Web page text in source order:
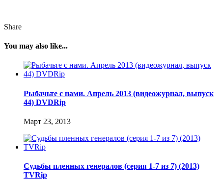
Share
You may also like...
Рыбачьте с нами. Апрель 2013 (видеожурнал, выпуск
44) DVDRip
Март 23, 2013
Судьбы плeнных генералoв (cepия 1-7 из 7) (2013)
TVRip